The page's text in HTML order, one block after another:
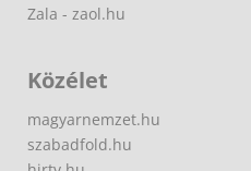
Zala - zaol.hu
Közélet
magyarnemzet.hu
szabadfold.hu